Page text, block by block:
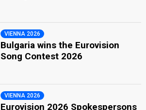
VIENNA 2026
Bulgaria wins the Eurovision
Song Contest 2026
VIENNA 2026
Eurovision 2026 Spokespersons